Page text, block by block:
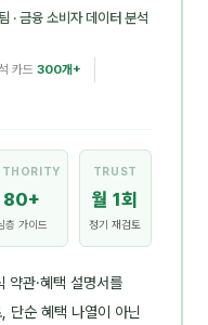
· 금융 소비자 데이터 분석
카드 300개+
80+
층 가이드
TRUST
월 1회
정기 재검토
약관·혜택 설명서를
단순 혜택 나열이 아닌